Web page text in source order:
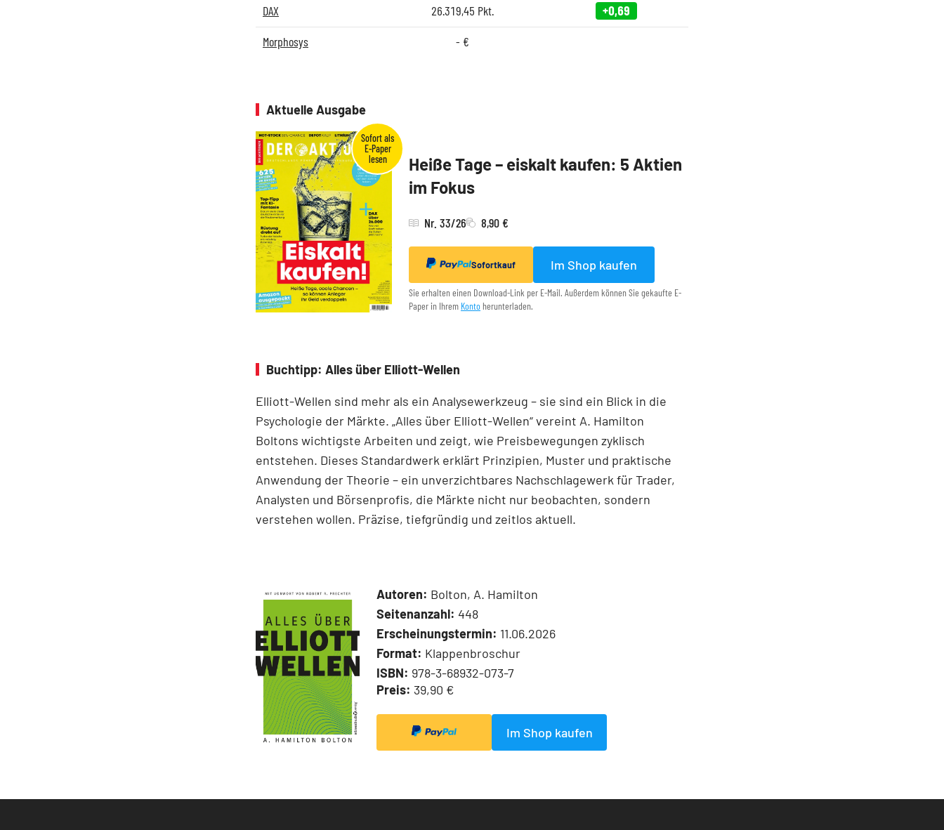
DAX 26.319,45 Pkt.
+0,69
Morphosys
- €
Aktuelle Ausgabe
Heiße Tage – eiskalt kaufen: 5 Aktien
im Fokus
Nr. 33/26 8,90 €
Sofortkauf Im Shop kaufen
Sie erhalten einen Download-Link per E-Mail. Außerdem können Sie gekaufte E-
Paper in Ihrem Konto herunterladen.
Buchtipp: Alles über Elliott-Wellen
Elliott-Wellen sind mehr als ein Analysewerkzeug – sie sind ein Blick in die
Psychologie der Märkte. „Alles über Elliott-Wellen“ vereint A. Hamilton
Boltons wichtigste Arbeiten und zeigt, wie Preisbewegungen zyklisch
entstehen. Dieses Standardwerk erklärt Prinzipien, Muster und praktische
Anwendung der Theorie – ein unverzichtbares Nachschlagewerk für Trader,
Analysten und Börsenprofis, die Märkte nicht nur beobachten, sondern
verstehen wollen. Präzise, tiefgründig und zeitlos aktuell.
Autoren: Bolton, A. Hamilton
Seitenanzahl: 448
Erscheinungstermin: 11.06.2026
Format: Klappenbroschur
ISBN: 978-3-68932-073-7
Preis: 39,90 €
Im Shop kaufen